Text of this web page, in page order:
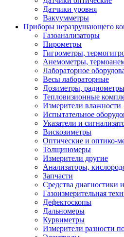
Датчики уровня
Вакуумметры
Приборы неразрушающего
Газоанализаторы
Пирометры
Гигрометры,
Анемометры,
Лабораторное
Весы лабораторные
Дозиметры, радиометры
Тепловизионные
Измерители влажности
Испытательное
Указатели и
Вискозиметры
Оптические и оптико-
Толщиномеры
Измерители другие
Анализаторы,
Запчасти
Средства диагностики
Газоизмерительная
Дефектоскопы
Дальномеры
Курвиметры
Измерители разности